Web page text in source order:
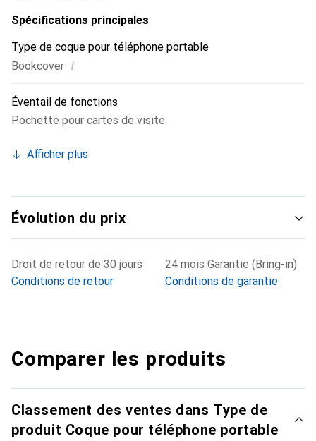
Spécifications principales
Type de coque pour téléphone portable
Bookcover i
Éventail de fonctions
Pochette pour cartes de visite
Afficher plus
Évolution du prix
Droit de retour de 30 jours
Conditions de retour
24 mois Garantie (Bring-in)
Conditions de garantie
Comparer les produits
Classement des ventes dans Type de
produit Coque pour téléphone portable